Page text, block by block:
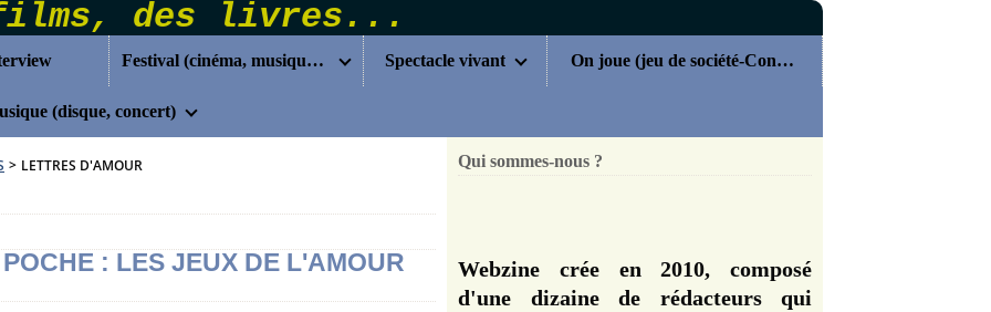
Festival (cinéma, musique...) Spectacle vivant On joue (jeu de société-Concours)
(disque, concert)
> LETTRES D'AMOUR
: LES JEUX DE L'AMOUR
Qui sommes-nous ?
Webzine crée en 2010, composé
d'une dizaine de rédacteurs qui